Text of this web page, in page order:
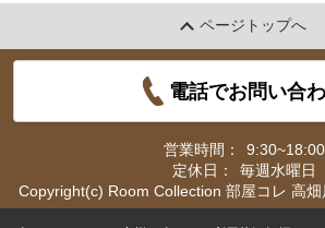
ページトップへ
電話でお問い合
営業時間：
9:30~18:00
定休日：
毎週水曜日
Copyright(c) Room Collection 部屋コレ 高畑